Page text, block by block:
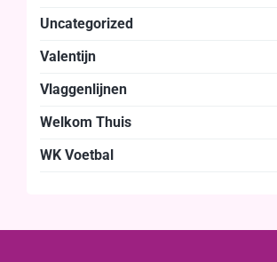
Uncategorized
Valentijn
Vlaggenlijnen
Welkom Thuis
WK Voetbal